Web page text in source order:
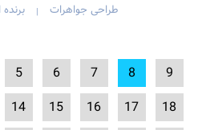
طراحی جواهرات |
5 6 7 8
9
14 15 16 17
18